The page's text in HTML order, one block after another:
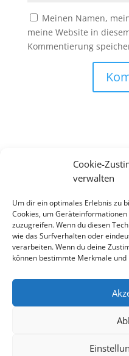
Cookie-
verwalten
Um dir ein optimales Erlebnis zu
Cookies, um
zuzugreifen. Wenn du diesen
wie das Surfverhalten oder
verarbeiten. Wenn du deine
können bestimmte Merkmale
Meinen Namen,
meine Website in
Kommentierung
Recent Posts
Recent
Cookie-